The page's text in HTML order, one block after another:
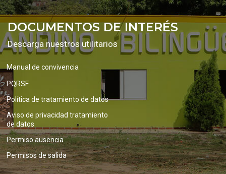
DOCUMENTOS DE INTERÉS
Descarga nuestros utilitarios
Manual de convivencia
PQRSF
Política de tratamiento de datos
Aviso de privacidad tratamiento
de datos
Permiso ausencia
Permisos de salida